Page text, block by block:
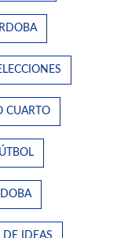
CUARTO